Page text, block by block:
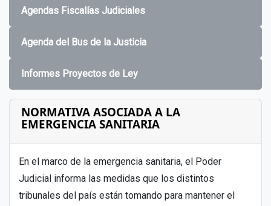
Agendas Fiscalías Judiciales
Agenda del Bus de la Justicia
Informes Proyectos de Ley
NORMATIVA ASOCIADA A LA
EMERGENCIA SANITARIA
En el marco de la emergencia sanitaria, el Poder
Judicial informa las medidas que los distintos
tribunales del país están tomando para mantener el